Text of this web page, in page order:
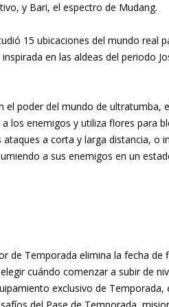
y Bari, el espectro de Mudang.
15 ubicaciones del mundo real
en las aldeas del periodo
el poder del mundo de ultratumba,
los enemigos y utiliza flores para
a corta y larga distancia, o
a sus enemigos en un
de Temporada elimina la fecha de
cuándo comenzar a subir de
exclusivo de Temporada,